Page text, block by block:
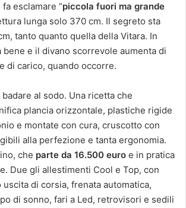
esclamare “piccola fuori ma grande
lunga solo 370 cm. Il segreto sta
tanto quanto quella della Vitara. In
bene e il divano scorrevole aumenta di
di carico, quando occorre.
al sodo. Una ricetta che
plancia orizzontale, plastiche rigide
e montate con cura, cruscotto con
alla perfezione e tanta ergonomia.
che parte da 16.500 euro e in pratica
Due gli allestimenti Cool e Top, con
uscita di corsia, frenata automatica,
di sonno, fari a Led, retrovisori e sedili